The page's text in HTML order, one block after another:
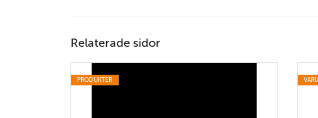
Relaterade sidor
PRODUKTER